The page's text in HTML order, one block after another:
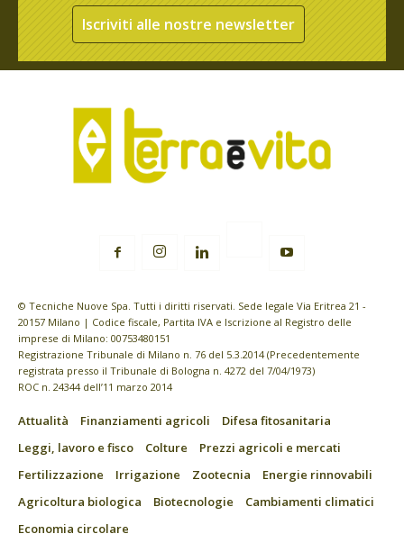
Iscriviti alle nostre newsletter
© Tecniche Nuove Spa. Tutti i diritti riservati. Sede legale Via Eritrea 21 -
20157 Milano | Codice fiscale, Partita IVA e Iscrizione al Registro delle
imprese di Milano: 00753480151
Registrazione Tribunale di Milano n. 76 del 5.3.2014 (Precedentemente
registrata presso il Tribunale di Bologna n. 4272 del 7/04/1973)
ROC n. 24344 dell’11 marzo 2014
Attualità Finanziamenti agricoli
Difesa fitosanitaria
Leggi, lavoro e fisco
Colture
Prezzi agricoli e mercati
Fertilizzazione
Irrigazione Zootecnia
Energie rinnovabili
Agricoltura biologica
Biotecnologie
Cambiamenti climatici
Economia circolare